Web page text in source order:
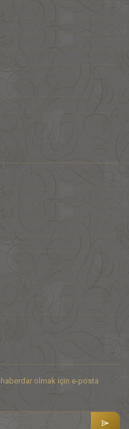
haberdar olmak için e-posta